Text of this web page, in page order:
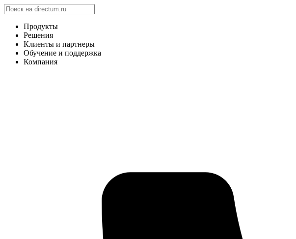
Продукты
Решения
Клиенты и партнеры
Обучение и поддержка
Компания